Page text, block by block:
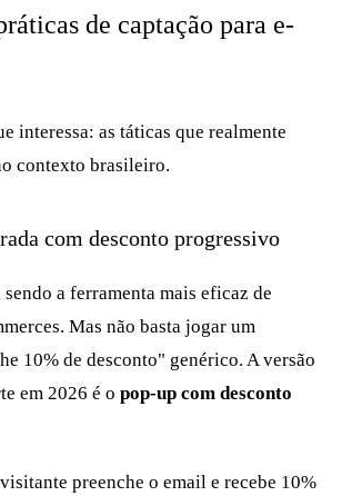
de captação para e-
interessa: as táticas que realmente
contexto brasileiro.
com desconto progressivo
a ferramenta mais eficaz de
Mas não basta jogar um
10% de desconto" genérico. A versão
em 2026 é o pop-up com desconto
preenche o email e recebe 10%